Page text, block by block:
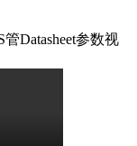
Datasheet参数视